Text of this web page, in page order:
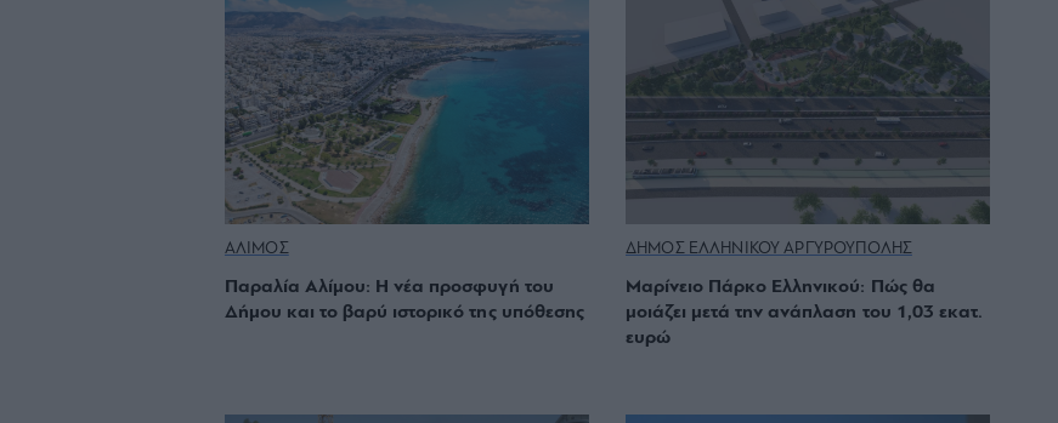
ΑΛΙΜΟΣ
Παραλία Αλίμου: Η νέα προσφυγή του
Δήμου και το βαρύ ιστορικό της υπόθεσης
ΔΗΜΟΣ ΕΛΛΗΝΙΚΟΥ ΑΡΓΥΡΟΥΠΟΛΗΣ
Μαρίνειο Πάρκο Ελληνικού: Πώς θα
μοιάζει μετά την ανάπλαση του 1,03 εκατ.
ευρώ